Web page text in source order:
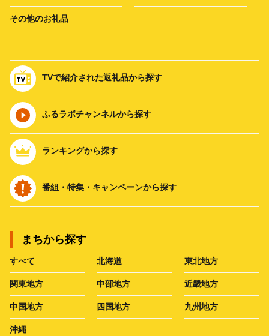
その他のお礼品
TVで紹介された返礼品から探す
ふるラボチャンネルから探す
ランキングから探す
番組・特集・キャンペーンから探す
まちから探す
すべて 北海道 東北地方
関東地方 中部地方 近畿地方
中国地方 四国地方 九州地方
沖縄